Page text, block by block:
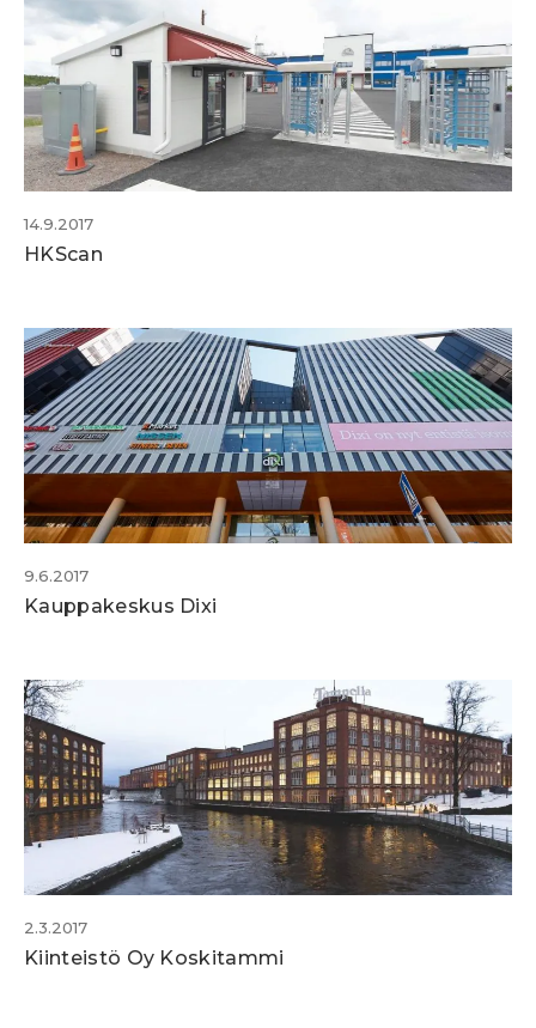
14.9.2017
HKScan
9.6.2017
Kauppakeskus Dixi
2.3.2017
Kiinteistö Oy Koskitammi